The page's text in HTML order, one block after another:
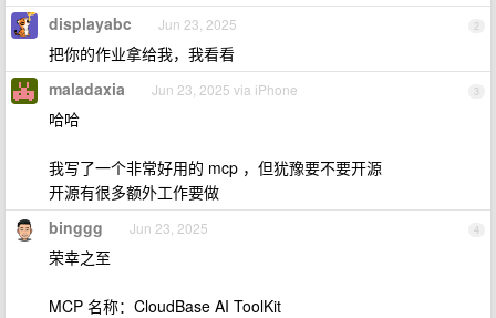
2
displayabc Jun 23, 2025
把你的作业拿给我，我看看
3
maladaxia Jun 23, 2025 via iPhone
哈哈
我写了一个非常好用的 mcp ，但犹豫要不要开源
开源有很多额外工作要做
4
binggg Jun 23, 2025
荣幸之至
MCP 名称：CloudBase AI ToolKit